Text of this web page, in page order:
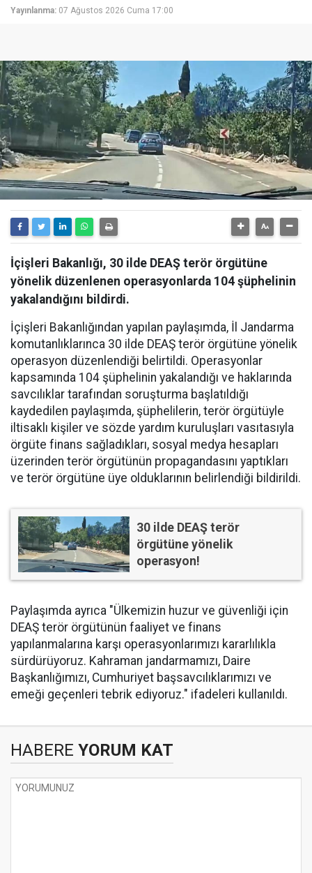
Yayınlanma: 07 Ağustos 2026 Cuma 17:00
İçişleri Bakanlığı, 30 ilde DEAŞ terör örgütüne
yönelik düzenlenen operasyonlarda 104 şüphelinin
yakalandığını bildirdi.
İçişleri Bakanlığından yapılan paylaşımda, İl Jandarma
komutanlıklarınca 30 ilde DEAŞ terör örgütüne yönelik
operasyon düzenlendiği belirtildi. Operasyonlar
kapsamında 104 şüphelinin yakalandığı ve haklarında
savcılıklar tarafından soruşturma başlatıldığı
kaydedilen paylaşımda, şüphelilerin, terör örgütüyle
iltisaklı kişiler ve sözde yardım kuruluşları vasıtasıyla
örgüte finans sağladıkları, sosyal medya hesapları
üzerinden terör örgütünün propagandasını yaptıkları
ve terör örgütüne üye olduklarının belirlendiği bildirildi.
30 ilde DEAŞ terör
örgütüne yönelik
operasyon!
Paylaşımda ayrıca "Ülkemizin huzur ve güvenliği için
DEAŞ terör örgütünün faaliyet ve finans
yapılanmalarına karşı operasyonlarımızı kararlılıkla
sürdürüyoruz. Kahraman jandarmamızı, Daire
Başkanlığımızı, Cumhuriyet başsavcılıklarımızı ve
emeği geçenleri tebrik ediyoruz." ifadeleri kullanıldı.
HABERE YORUM KAT